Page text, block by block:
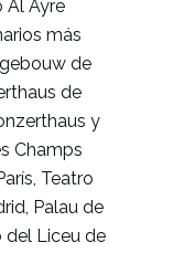
Al Ayre
más
de
de
y
Champs
Teatro
Palau de
del Liceu de